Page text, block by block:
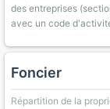
des entreprises
avec un code
Foncier
Répartition de la